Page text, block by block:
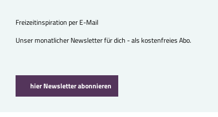
Freizeitinspiration per E-Mail
Unser monatlicher Newsletter für dich - als kostenfreies Abo.
hier Newsletter abonnieren